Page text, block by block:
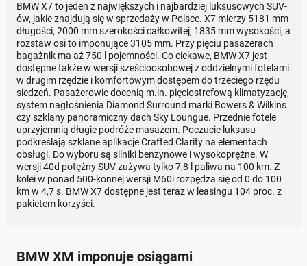
BMW X7 to jeden z największych i najbardziej luksusowych SUV-
ów, jakie znajdują się w sprzedaży w Polsce. X7 mierzy 5181 mm
długości, 2000 mm szerokości całkowitej, 1835 mm wysokości, a
rozstaw osi to imponujące 3105 mm. Przy pięciu pasażerach
bagażnik ma aż 750 l pojemności. Co ciekawe, BMW X7 jest
dostępne także w wersji sześcioosobowej z oddzielnymi fotelami
w drugim rzędzie i komfortowym dostępem do trzeciego rzędu
siedzeń. Pasażerowie docenią m.in. pięciostrefową klimatyzację,
system nagłośnienia Diamond Surround marki Bowers & Wilkins
czy szklany panoramiczny dach Sky Loungue. Przednie fotele
uprzyjemnią długie podróże masażem. Poczucie luksusu
podkreślają szklane aplikacje Crafted Clarity na elementach
obsługi. Do wyboru są silniki benzynowe i wysokoprężne. W
wersji 40d potężny SUV zużywa tylko 7,8 l paliwa na 100 km. Z
kolei w ponad 500-konnej wersji M60i rozpędza się od 0 do 100
km w 4,7 s. BMW X7 dostępne jest teraz w leasingu 104 proc. z
pakietem korzyści.
BMW XM imponuje osiągami